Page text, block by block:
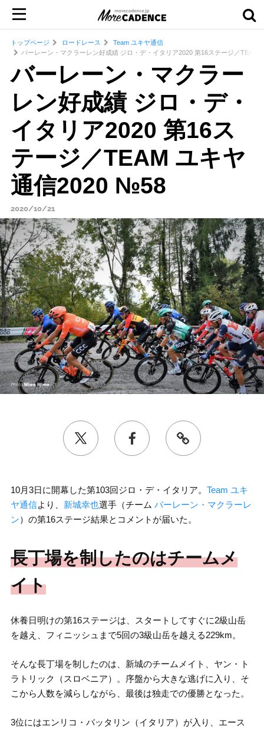
トップページ ロードレース
Team ユキヤ通信
バーレーン・マクラーレン好成績 ジロ・デ・イタリア2020 第16ステージ／TEAM
バーレーン・マクラー
レン好成績 ジロ・デ・
イタリア2020 第16ス
テージ／TEAM ユキヤ
通信2020 №58
2020/10/21
10月3日に開幕した第103回ジロ・デ・イタリア。 Team ユキ
ヤ通信より、 新城幸也選手（チーム バーレーン・マクラーレ
ン）の第16ステージ結果とコメントが届いた。
長丁場を制したのはチームメ
イト
休養日明けの第16ステージは、スタートしてすぐに2級山岳
を越え
、フィニッシュまで5回の3級山岳を越える229km。
そんな長丁場を制したのは、 新城のチームメイト、ヤン・ト
ラトリック（スロベニア）。序盤から大きな逃げに入り、 そ
こから人数を減らしながら、最後は独走での優勝となった。
3位にはエンリコ・バッタリン（イタリア）が入り、 エース